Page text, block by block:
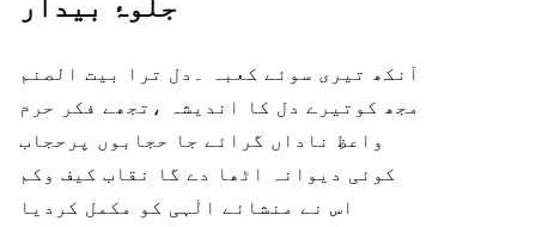
جلوۂ بیدار
آنکھ تیری سوئے کعبہ ۔دل ترا بیت الصنم
مجھ کوتیرے دل کا اندیشہ ،تجھے فکر حرم
واعظِ ناداں گرائے جا حجابوں پرحجاب
کوئی دیوانہ اٹھا دے گا نقاب کیف وکم
اس نے منشائے الٰہی کو مکمل کردیا